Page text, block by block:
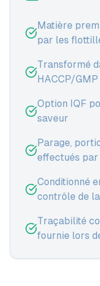
Matière
par les
Transformé
HACCP/GMP
Option IQF
saveur
Parage,
effectués
Conditionné
contrôle de
Traçabilité
fournie lors